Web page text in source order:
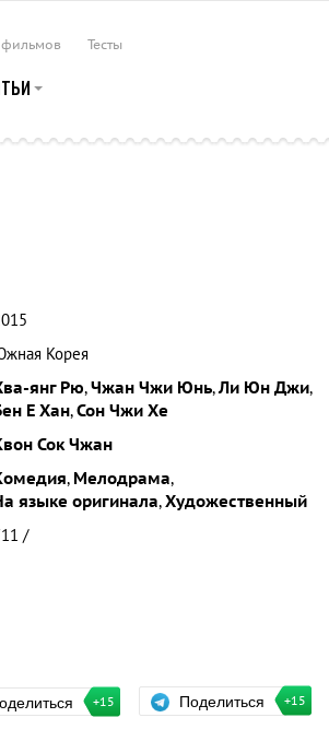
фильмов Тесты
Корея
янг Рю,Чжан Чжи Юнь,Ли Юн Джи,
Е Хан,Сон Чжи Хе
Сок Чжан
, Мелодрама,
языке оригинала,Художественный
/
+15 Поделиться +15